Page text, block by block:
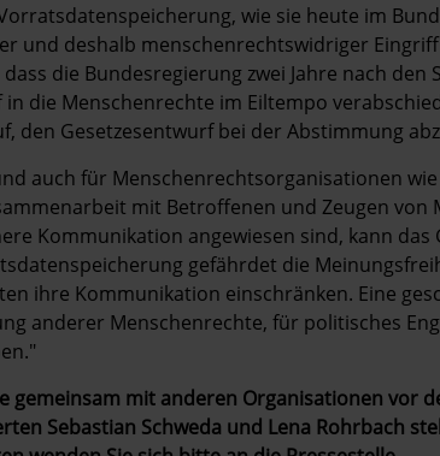
Vorratsdatenspeicherung, wie sie heute im
und deshalb menschenrechtswidriger
die Bundesregierung zwei Jahre nach
die Menschenrechte im Eiltempo
den Gesetzesentwurf bei der Abstimmung
auch für Menschenrechtsorganisationen
mit Betroffenen und Zeugen von
Kommunikation angewiesen sind, kann das
gefährdet die
ihre Kommunikation einschränken. Eine
anderer Menschenrechte, für politisches
mit anderen Organisationen vor
Sebastian Schweda und Lena Rohrbach